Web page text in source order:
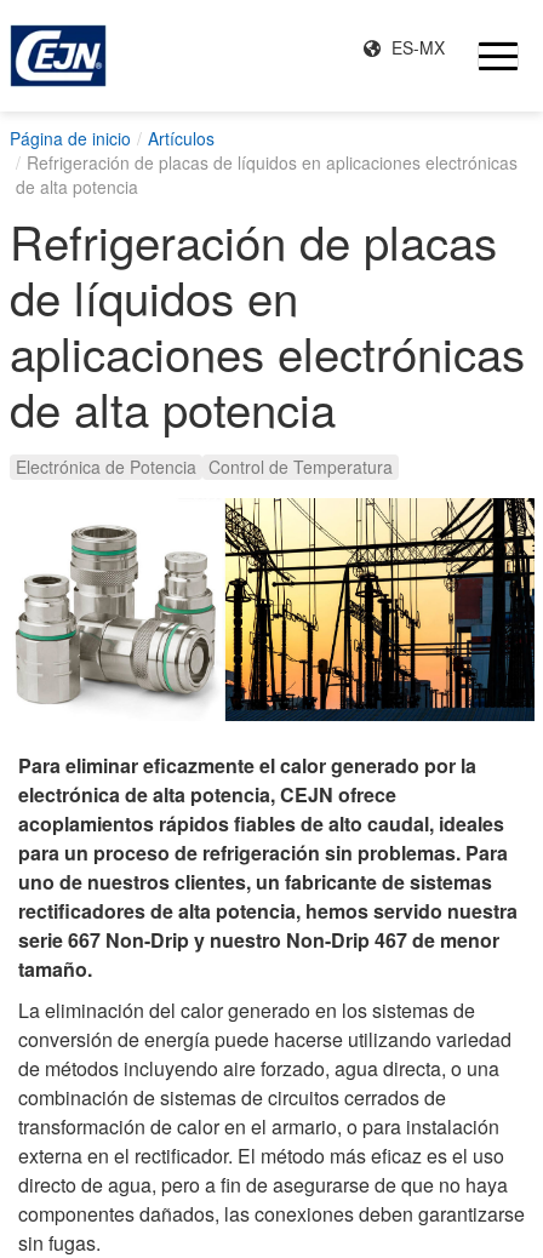
ES-MX
Página de inicio
Artículos
Refrigeración de placas de líquidos en aplicaciones electrónicas
de alta potencia
Refrigeración de placas
de líquidos en
aplicaciones electrónicas
de alta potencia
Electrónica de Potencia Control de Temperatura
Para eliminar eficazmente el calor generado por la
electrónica de alta potencia, CEJN ofrece
acoplamientos rápidos fiables de alto caudal, ideales
para un proceso de refrigeración sin problemas. Para
uno de nuestros clientes, un fabricante de sistemas
rectificadores de alta potencia, hemos servido nuestra
serie 667 Non-Drip y nuestro Non-Drip 467 de menor
tamaño.
La eliminación del calor generado en los sistemas de
conversión de energía puede hacerse utilizando variedad
de métodos incluyendo aire forzado, agua directa, o una
combinación de sistemas de circuitos cerrados de
transformación de calor en el armario, o para instalación
externa en el rectificador. El método más eficaz es el uso
directo de agua, pero a fin de asegurarse de que no haya
componentes dañados, las conexiones deben garantizarse
sin fugas.